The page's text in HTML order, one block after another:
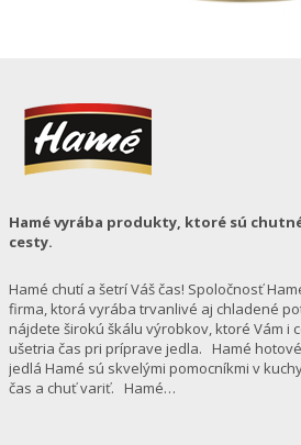
Hamé vyrába produkty, ktoré sú
cesty.
Hamé chutí a šetrí Váš čas! Spoločnosť
firma, ktorá vyrába trvanlivé aj chladené
nájdete širokú škálu výrobkov, ktoré Vám i
ušetria čas pri príprave jedla. Hamé
jedlá Hamé sú skvelými pomocníkmi v
čas a chuť variť. Hamé…